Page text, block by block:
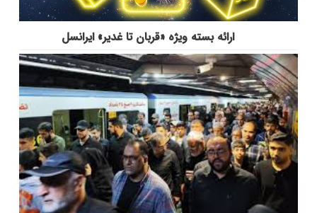
ارائه بسته ویژه «قربان تا غدیر» ایرانسل